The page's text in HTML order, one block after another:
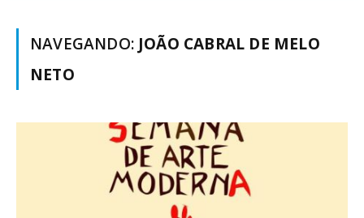
NAVEGANDO: JOÃO CABRAL DE MELO
NETO